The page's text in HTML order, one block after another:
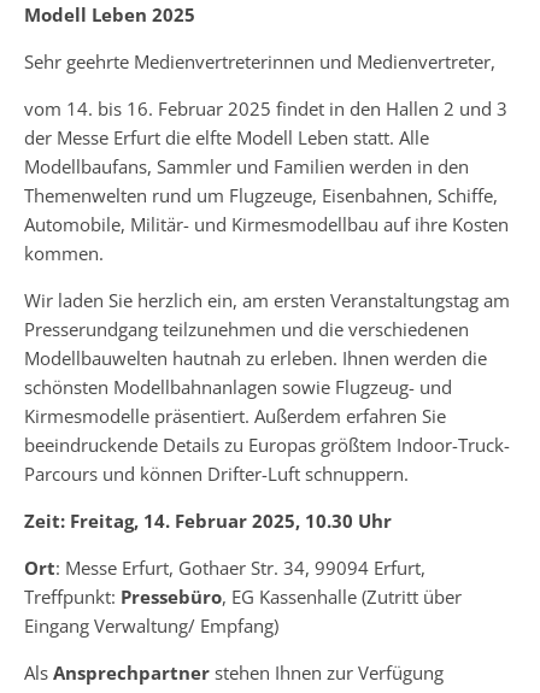
Modell Leben 2025
Sehr geehrte Medienvertreterinnen und Medienvertreter,
vom 14. bis 16. Februar 2025 findet in den Hallen 2 und 3
der Messe Erfurt die elfte Modell Leben statt. Alle
Modellbaufans, Sammler und Familien werden in den
Themenwelten rund um Flugzeuge, Eisenbahnen, Schiffe,
Automobile, Militär- und Kirmesmodellbau auf ihre Kosten
kommen.
Wir laden Sie herzlich ein, am ersten Veranstaltungstag am
Presserundgang teilzunehmen und die verschiedenen
Modellbauwelten hautnah zu erleben. Ihnen werden die
schönsten Modellbahnanlagen sowie Flugzeug- und
Kirmesmodelle präsentiert. Außerdem erfahren Sie
beeindruckende Details zu Europas größtem Indoor-Truck-
Parcours und können Drifter-Luft schnuppern.
Zeit: Freitag, 14. Februar 2025, 10.30 Uhr
Ort: Messe Erfurt, Gothaer Str. 34, 99094 Erfurt,
Treffpunkt: Pressebüro, EG Kassenhalle (Zutritt über
Eingang Verwaltung/ Empfang)
Als Ansprechpartner stehen Ihnen zur Verfügung